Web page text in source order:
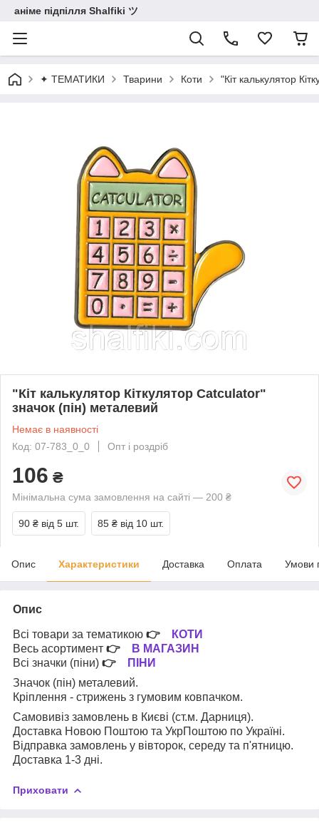
аніме підпілля Shalfiki ツ
✦ ТЕМАТИКИ Тварини Коти "Кіт калькулятор
"Кіт калькулятор Кіткулятор Catculator"
значок (пін) металевий
Немає в наявності
Код: 07-783_0_0
Опт і роздріб
106 ₴
Мінімальна сума замовлення на сайті — 200 ₴
90 ₴ від 5 шт. 85 ₴ від 10 шт.
Опис Характеристики Доставка Оплата Умови
Опис
Всі товари за тематикою 👉
КОТИ
Весь асортимент 👉
В МАГАЗИН
Всі значки (піни) 👉
ПІНИ
Значок (пін) металевий.
Кріплення - стрижень з гумовим ковпачком.
Самовивіз замовлень в Києві (ст.м. Дарниця).
Доставка Новою Поштою та УкрПоштою по Україні.
Відправка замовлень у вівторок, середу та п'ятницю.
Доставка 1-3 дні.
Приховати